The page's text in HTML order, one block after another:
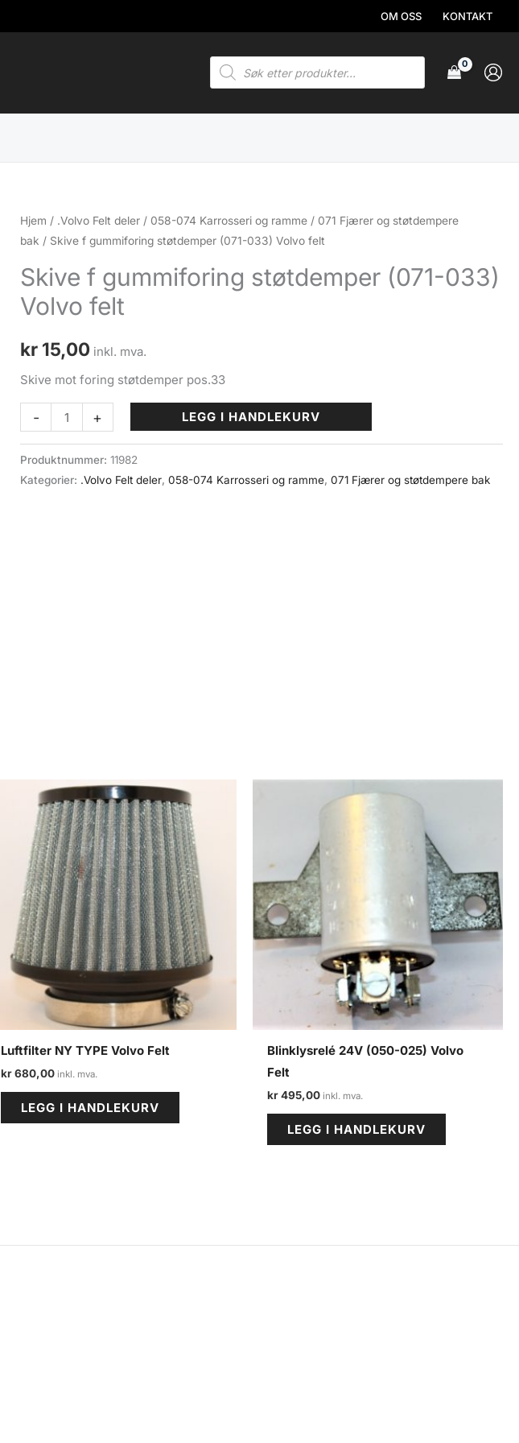
OM OSS KONTAKT
Products
search
Hjem / .Volvo Felt deler / 058-074 Karrosseri og ramme / 071 Fjærer og støtdempere
bak / Skive f gummiforing støtdemper (071-033) Volvo felt
Skive f gummiforing støtdemper (071-033)
Volvo felt
kr 15,00 inkl. mva.
Skive mot foring støtdemper pos.33
-
f
gummiforing
støtdemper
+ LEGG I HANDLEKURV
Produktnummer:11982
Kategorier: .Volvo Felt deler,058-074 Karrosseri og ramme,071 Fjærer og støtdempere bak
Luftfilter NY TYPE Volvo Felt
kr680,00
LEGG I HANDLEKURV
Blinklysrelé 24V (050-025) Volvo
Felt
kr495,00
LEGG I HANDLEKURV